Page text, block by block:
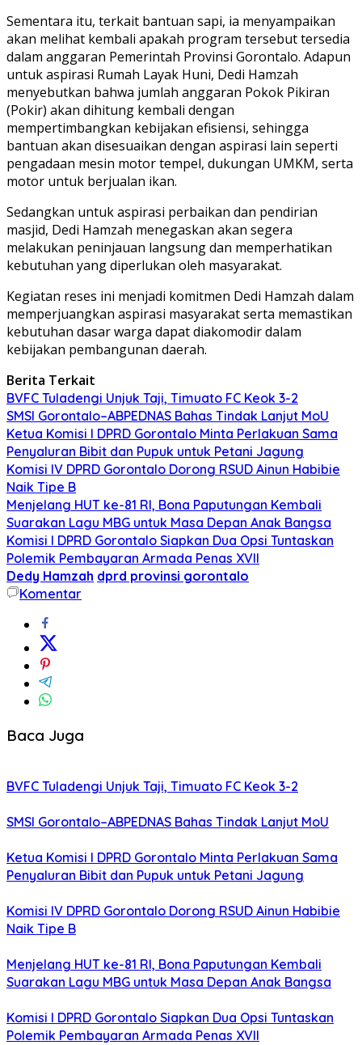
Sementara itu, terkait bantuan sapi, ia menyampaikan
akan melihat kembali apakah program tersebut tersedia
dalam anggaran Pemerintah Provinsi Gorontalo. Adapun
untuk aspirasi Rumah Layak Huni, Dedi Hamzah
menyebutkan bahwa jumlah anggaran Pokok Pikiran
(Pokir) akan dihitung kembali dengan
mempertimbangkan kebijakan efisiensi, sehingga
bantuan akan disesuaikan dengan aspirasi lain seperti
pengadaan mesin motor tempel, dukungan UMKM, serta
motor untuk berjualan ikan.
Sedangkan untuk aspirasi perbaikan dan pendirian
masjid, Dedi Hamzah menegaskan akan segera
melakukan peninjauan langsung dan memperhatikan
kebutuhan yang diperlukan oleh masyarakat.
Kegiatan reses ini menjadi komitmen Dedi Hamzah dalam
memperjuangkan aspirasi masyarakat serta memastikan
kebutuhan dasar warga dapat diakomodir dalam
kebijakan pembangunan daerah.
Berita Terkait
BVFC Tuladengi Unjuk Taji, Timuato FC Keok 3-2
SMSI Gorontalo–ABPEDNAS Bahas Tindak Lanjut MoU
Ketua Komisi I DPRD Gorontalo Minta Perlakuan Sama
Penyaluran Bibit dan Pupuk untuk Petani Jagung
Komisi IV DPRD Gorontalo Dorong RSUD Ainun Habibie
Naik Tipe B
Menjelang HUT ke-81 RI, Bona Paputungan Kembali
Suarakan Lagu MBG untuk Masa Depan Anak Bangsa
Komisi I DPRD Gorontalo Siapkan Dua Opsi Tuntaskan
Polemik Pembayaran Armada Penas XVII
Dedy Hamzah dprd provinsi gorontalo
Komentar
Baca Juga
BVFC Tuladengi Unjuk Taji, Timuato FC Keok 3-2
SMSI Gorontalo–ABPEDNAS Bahas Tindak Lanjut MoU
Ketua Komisi I DPRD Gorontalo Minta Perlakuan Sama
Penyaluran Bibit dan Pupuk untuk Petani Jagung
Komisi IV DPRD Gorontalo Dorong RSUD Ainun Habibie
Naik Tipe B
Menjelang HUT ke-81 RI, Bona Paputungan Kembali
Suarakan Lagu MBG untuk Masa Depan Anak Bangsa
Komisi I DPRD Gorontalo Siapkan Dua Opsi Tuntaskan
Polemik Pembayaran Armada Penas XVII